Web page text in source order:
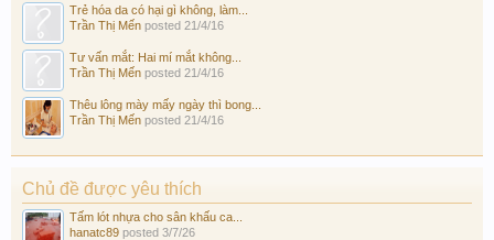
Trẻ hóa da có hại gì không, làm...
Trần Thị Mến posted 21/4/16
Tư vấn mắt: Hai mí mắt không...
Trần Thị Mến posted 21/4/16
Thêu lông mày mấy ngày thì bong...
Trần Thị Mến posted 21/4/16
Chủ đề được yêu thích
Tấm lót nhựa cho sân khấu ca...
hanatc89 posted 3/7/26